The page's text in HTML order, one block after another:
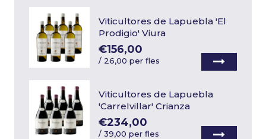
Viticultores de Lapuebla 'El
Prodigio' Viura
€156,00
/ 26,00 per fles
Viticultores de Lapuebla
'Carrelvillar' Crianza
€234,00
/39,00 per fles